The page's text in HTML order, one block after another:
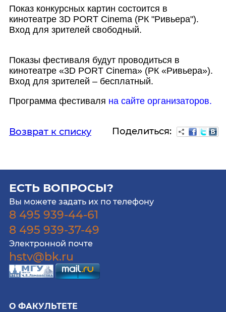
Показ конкурсных картин состоится в
кинотеатре 3D PORT Cinema (РК "Ривьера").
Вход для зрителей свободный.
Показы фестиваля будут проводиться в
кинотеатре «3D PORT Cinema» (РК «Ривьера»).
Вход для зрителей – бесплатный.
Программа фестиваля на сайте организаторов.
Возврат к списку Поделиться:
ЕСТЬ ВОПРОСЫ?
Вы можете задать их по телефону
8 495 939-44-61
8 495 939-37-49
Электронной почте
hstv@bk.ru
О ФАКУЛЬТЕТЕ